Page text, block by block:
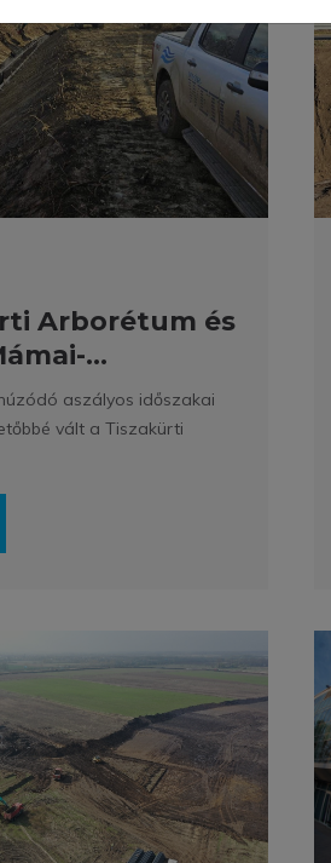
Arborétum és
...
aszályos időszakai
vált a Tiszakürti